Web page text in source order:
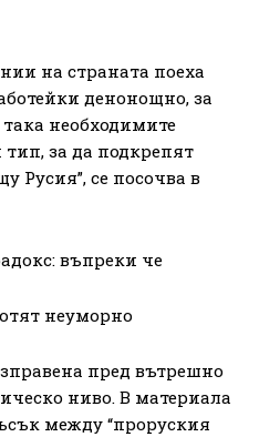
на страната поеха
денонощно, за
необходимите
за да подкрепят
Русия”, се посочва в
въпреки че
неуморно
пред вътрешно
ниво. В материала
между “проруския